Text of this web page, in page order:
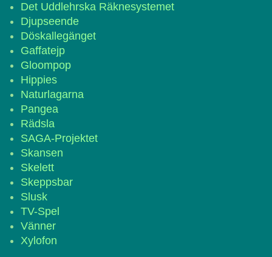
Det Uddlehrska Räknesystemet
Djupseende
Döskallegänget
Gaffatejp
Gloompop
Hippies
Naturlagarna
Pangea
Rädsla
SAGA-Projektet
Skansen
Skelett
Skeppsbar
Slusk
TV-Spel
Vänner
Xylofon